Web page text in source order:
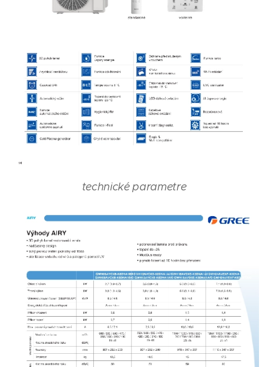
technické parametre